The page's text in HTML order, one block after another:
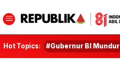
Hot Topics: #Gubernur BI Mundur